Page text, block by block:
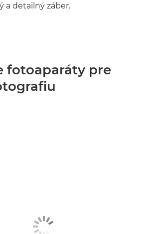
a detailný záber.
fotoaparáty pre